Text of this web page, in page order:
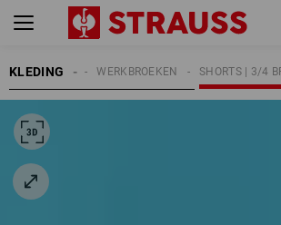
KLEDING SHORTS | 3/4
WERKBROEKEN
DAMES